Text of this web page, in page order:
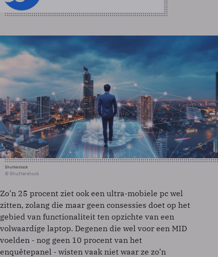
Shutterstock
© Shutterstock
Zo’n 25 procent ziet ook een ultra-mobiele pc wel
zitten, zolang die maar geen consessies doet op het
gebied van functionaliteit ten opzichte van een
volwaardige laptop. Degenen die wel voor een MID
voelden - nog geen 10 procent van het
enquêtepanel - wisten vaak niet waar ze zo’n